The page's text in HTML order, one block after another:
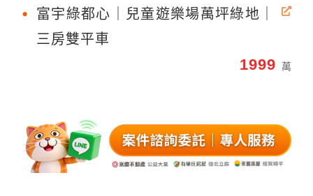
• 富宇綠都心｜兒童遊樂場萬坪綠地｜
三房雙平車
1999 萬